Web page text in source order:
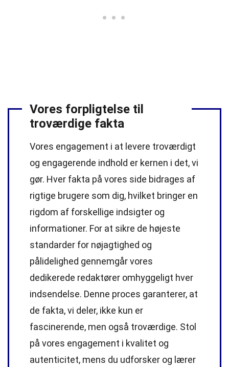
Vores forpligtelse til
troværdige fakta
Vores engagement i at levere troværdigt
og engagerende indhold er kernen i det, vi
gør. Hver fakta på vores side bidrages af
rigtige brugere som dig, hvilket bringer en
rigdom af forskellige indsigter og
informationer. For at sikre de højeste
standarder for nøjagtighed og
pålidelighed gennemgår vores
dedikerede redaktører omhyggeligt hver
indsendelse. Denne proces garanterer, at
de fakta, vi deler, ikke kun er
fascinerende, men også troværdige. Stol
på vores engagement i kvalitet og
autenticitet, mens du udforsker og lærer